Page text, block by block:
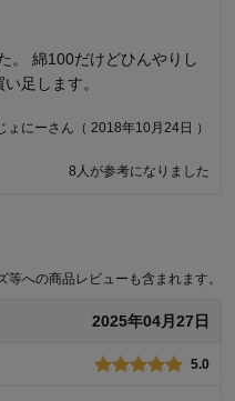
。 綿100だけどひんやりし
足します。
ょにーさん（ 2018年10月24日 ）
8人が参考になりました
せん。むしろガッサガサで
と見つけたと思って購入し
かと思ったほど。赤ちゃん
梱包されていた袋を開ける
とのこと、誠に申し訳ござい
足度の高い商品をお届けでき
への商品レビューも含まれます。
2025年04月27日
5.0